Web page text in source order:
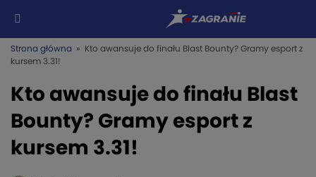
Strona główna » Kto awansuje do finału Blast Bounty? Gramy esport z
kursem 3.31!
Kto awansuje do finału Blast
Bounty? Gramy esport z
kursem 3.31!